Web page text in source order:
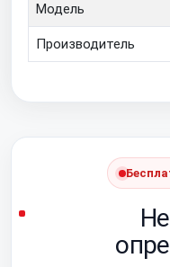
Модель
Производитель